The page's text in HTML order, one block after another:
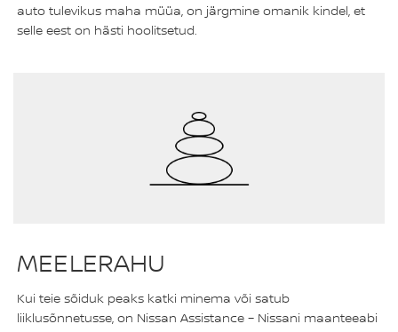
auto tulevikus maha müüa, on järgmine omanik kindel, et
selle eest on hästi hoolitsetud.
MEELERAHU
Kui teie sõiduk peaks katki minema või satub
liiklusõnnetusse, on Nissan Assistance – Nissani maanteeabi